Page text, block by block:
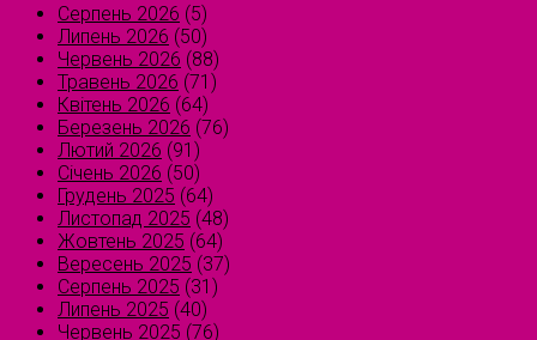
Серпень 2026 (5)
Липень 2026 (50)
Червень 2026 (88)
Травень 2026 (71)
Квітень 2026 (64)
Березень 2026 (76)
Лютий 2026 (91)
Січень 2026 (50)
Грудень 2025 (64)
Листопад 2025 (48)
Жовтень 2025 (64)
Вересень 2025 (37)
Серпень 2025 (31)
Липень 2025 (40)
Червень 2025 (76)